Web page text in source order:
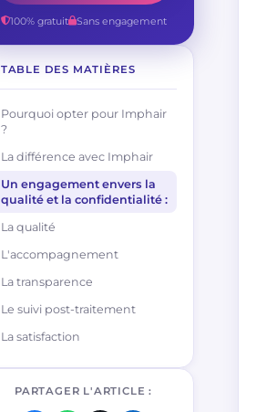
100% gratuit Sans engagement
TABLE DES MATIÈRES
Pourquoi opter pour Imphair
?
La différence avec Imphair
Un engagement envers la
qualité et la confidentialité :
La qualité
L'accompagnement
La transparence
Le suivi post-traitement
La satisfaction
PARTAGER L'ARTICLE :